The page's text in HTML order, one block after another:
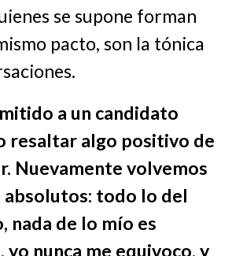
se supone forman
pacto, son la tónica
a un candidato
resaltar algo positivo de
Nuevamente volvemos
absolutos: todo lo del
nada de lo mío es
nunca me equivoco, y